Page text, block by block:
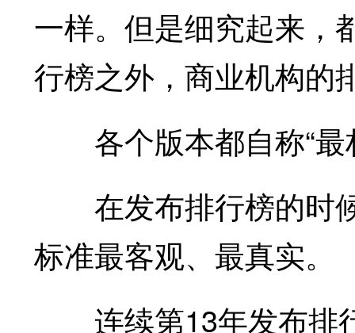
一样。但是细究起来，
行榜之外，商业机构的
各个版本都自称“最
在发布排行榜的时
标准最客观、最真实。
连续第13年发布排